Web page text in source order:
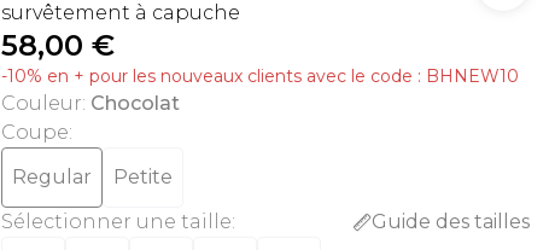
survêtement à capuche
58,00 €
-10% en + pour les nouveaux clients avec le code : BHNEW10
Couleur: Chocolat
Coupe:
Regular
Petite
Sélectionner une taille:
Guide des tailles